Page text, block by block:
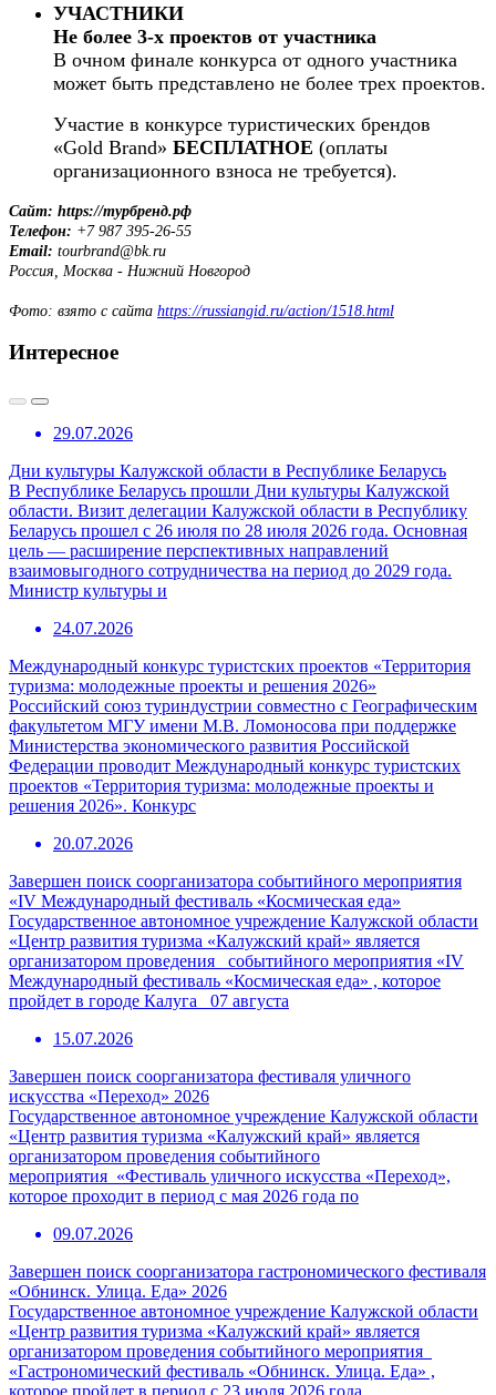
УЧАСТНИКИ
Не более 3-х проектов от участника
В очном финале конкурса от одного участника
может быть представлено не более трех проектов.
Участие в конкурсе туристических брендов
«Gold Brand» БЕСПЛАТНОЕ (оплаты
организационного взноса не требуется).
Сайт: https://турбренд.рф
Телефон: +7 987 395-26-55
Email: tourbrand@bk.ru
Россия, Москва - Нижний Новгород
Фото: взято с сайта https://russiangid.ru/action/1518.html
Интересное
29.07.2026
Дни культуры Калужской области в Республике Беларусь
В Республике Беларусь прошли Дни культуры Калужской
области. Визит делегации Калужской области в Республику
Беларусь прошел с 26 июля по 28 июля 2026 года. Основная
цель — расширение перспективных направлений
взаимовыгодного сотрудничества на период до 2029 года.
Министр культуры и
24.07.2026
Международный конкурс туристских проектов «Территория
туризма: молодежные проекты и решения 2026»
Российский союз туриндустрии совместно с Географическим
факультетом МГУ имени М.В. Ломоносова при поддержке
Министерства экономического развития Российской
Федерации проводит Международный конкурс туристских
проектов «Территория туризма: молодежные проекты и
решения 2026». Конкурс
20.07.2026
Завершен поиск соорганизатора событийного мероприятия
«IV Международный фестиваль «Космическая еда»
Государственное автономное учреждение Калужской области
«Центр развития туризма «Калужский край» является
организатором проведения событийного мероприятия «IV
Международный фестиваль «Космическая еда» , которое
пройдет в городе Калуга 07 августа
15.07.2026
Завершен поиск соорганизатора фестиваля уличного
искусства «Переход» 2026
Государственное автономное учреждение Калужской области
«Центр развития туризма «Калужский край» является
организатором проведения событийного
мероприятия «Фестиваль уличного искусства «Переход»,
которое проходит в период с мая 2026 года по
09.07.2026
Завершен поиск соорганизатора гастрономического фестиваля
«Обнинск. Улица. Еда» 2026
Государственное автономное учреждение Калужской области
«Центр развития туризма «Калужский край» является
организатором проведения событийного мероприятия
«Гастрономический фестиваль «Обнинск. Улица. Еда» ,
которое пройдет в период с 23 июля 2026 года